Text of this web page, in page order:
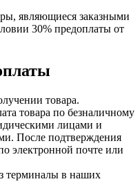
являющиеся заказными
30% предоплаты от
товара.
товара по безналичному
лицами и
После подтверждения
электронной почте или
терминалы в наших